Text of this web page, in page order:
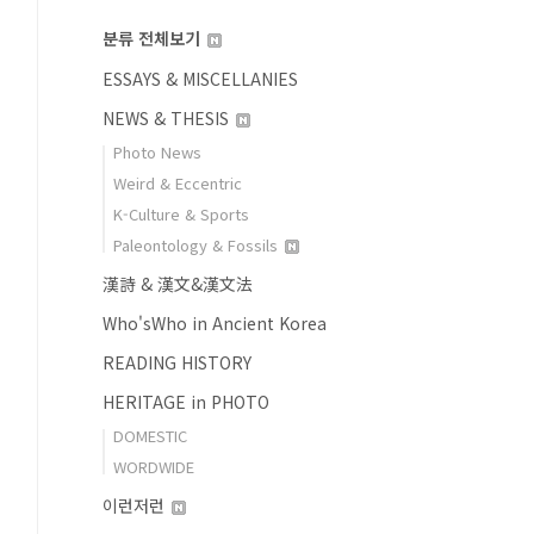
분류 전체보기
ESSAYS & MISCELLANIES
NEWS & THESIS
Photo News
Weird & Eccentric
K-Culture & Sports
Paleontology & Fossils
漢詩 & 漢文&漢文法
Who'sWho in Ancient Korea
READING HISTORY
HERITAGE in PHOTO
DOMESTIC
WORDWIDE
이런저런